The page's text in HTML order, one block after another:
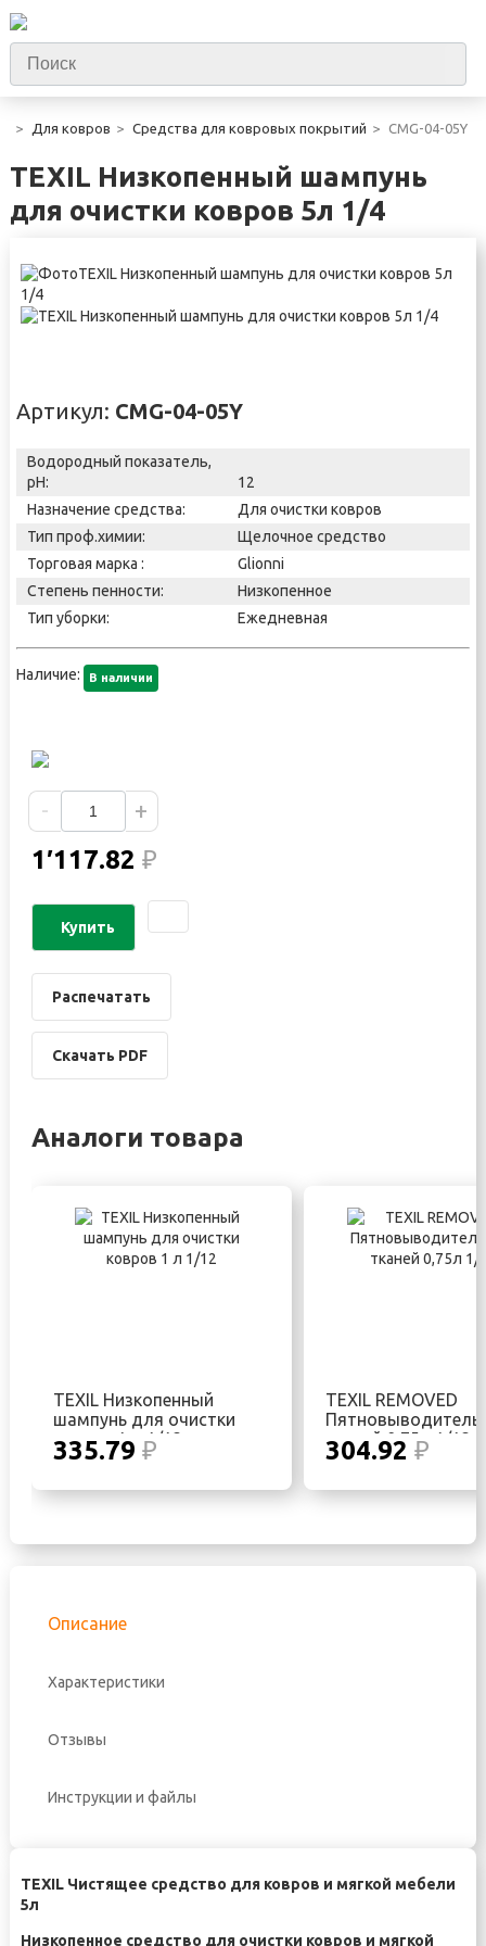
Для ковров Средства для ковровых покрытий CMG-04-05Y
TEXIL Низкопенный шампунь
для очистки ковров 5л 1/4
Артикул: CMG-04-05Y
Водородный показатель,
pH:
12
Назначение средства:
Для очистки ковров
Тип проф.химии:
Щелочное средство
Торговая марка :
Glionni
Степень пенности:
Низкопенное
Тип уборки:
Ежедневная
Наличие: В наличии
- +
1′117.82 ₽
Купить
Распечатать
Скачать PDF
Аналоги товара
TEXIL Низкопенный
шампунь для очистки
ковров 1 л 1/12
335.79 ₽
TEXIL REMOVED
Пятновыводитель
тканей 0,75л 1/12
304.92 ₽
Описание
Характеристики
Отзывы
Инструкции и файлы
TEXIL Чистящее средство для ковров и мягкой мебели
5л
Низкопенное средство для очистки ковров и мягкой